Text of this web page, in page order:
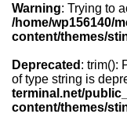
Warning: Trying to
/home/wp156140/
content/themes/
Deprecated : trim():
of type string is
terminal.net/
content/themes/